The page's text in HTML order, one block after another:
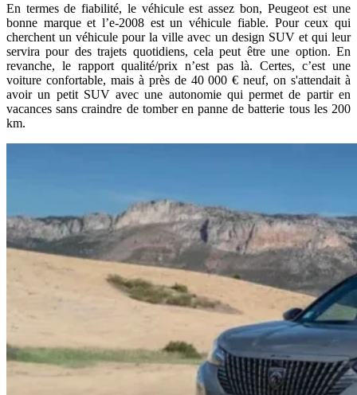
En termes de fiabilité, le véhicule est assez bon, Peugeot est une
bonne marque et l’e-2008 est un véhicule fiable. Pour ceux qui
cherchent un véhicule pour la ville avec un design SUV et qui leur
servira pour des trajets quotidiens, cela peut être une option. En
revanche, le rapport qualité/prix n’est pas là. Certes, c’est une
voiture confortable, mais à près de 40 000 € neuf, on s'attendait à
avoir un petit SUV avec une autonomie qui permet de partir en
vacances sans craindre de tomber en panne de batterie tous les 200
km.